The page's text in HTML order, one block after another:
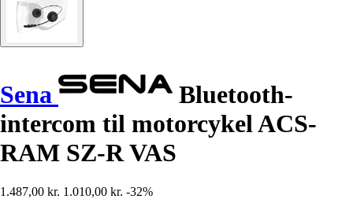
Sena
Bluetooth-
intercom til motorcykel ACS-
RAM SZ-R VAS
1.487,00 kr. 1.010,00 kr. -32%